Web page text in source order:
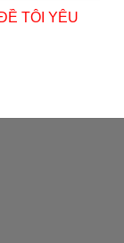
TÔI YÊU